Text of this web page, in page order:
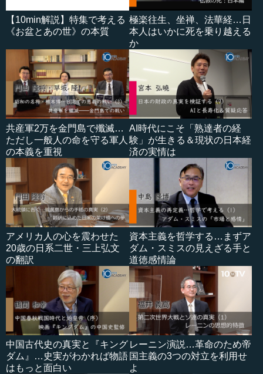
【10min解説】特集で考える
《お盆とあの世》の本質
極楽往生、坐禅、法華経…日
本人はいかに死を乗り越える
か
共産軍2万を金門島で殲滅…
ただし一般人の命を守る軍人
の本義を重視
AI時代にこそ「熟達者の経
験」が生きる＆現状の日本経
済の実情は
アメリカ人の心を震わせた
20歳の日系二世・三上弘文
の翻訳
資本主義を哲学する…まずア
ダム・スミスの見えざる手と
道徳感情論
中国古代史の真実と『キング
ダム』…史実がわかれば物語
はもっと面白い
レーニン演説…革命のため帝
国主義の3つの対立を利用せ
よ